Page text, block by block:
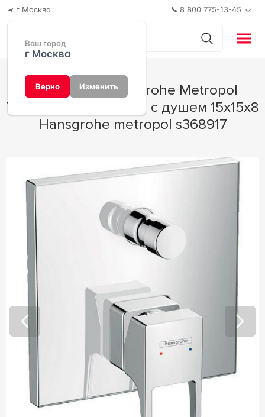
г Москва
Ваш город
г Москва
Верно Изменить
8 800 775-13-45
Смеситель Hansgrohe Metropol
74545000 для ванны с душем 15x15x8
Hansgrohe metropol s368917